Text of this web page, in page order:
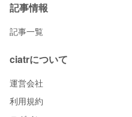
記事情報
記事一覧
ciatrについて
運営会社
利用規約